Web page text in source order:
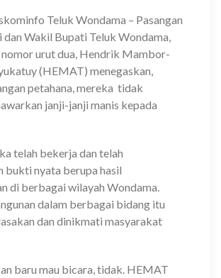
Teluk Wondama – Pasangan
Wakil Bupati Teluk Wondama,
nomor urut dua, Hendrik Mambor-
(HEMAT) menegaskan,
petahana, mereka tidak
janji-janji manis kepada
telah bekerja dan telah
bukti nyata berupa hasil
di berbagai wilayah Wondama.
dalam berbagai bidang itu
dan dinikmati masyarakat
baru mau bicara, tidak. HEMAT